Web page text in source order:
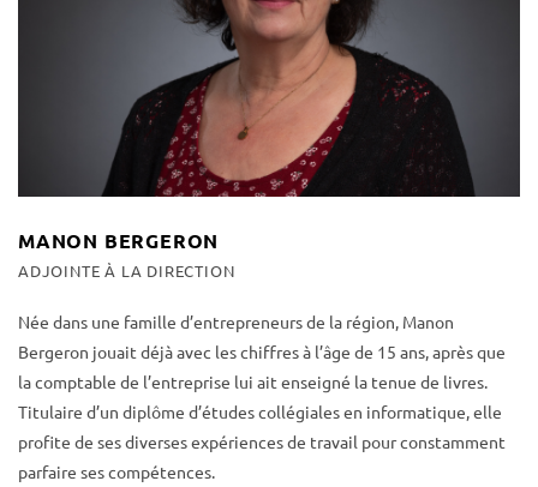
MANON BERGERON
ADJOINTE À LA DIRECTION
Née dans une famille d’entrepreneurs de la région, Manon
Bergeron jouait déjà avec les chiffres à l’âge de 15 ans, après que
la comptable de l’entreprise lui ait enseigné la tenue de livres.
Titulaire d’un diplôme d’études collégiales en informatique, elle
profite de ses diverses expériences de travail pour constamment
parfaire ses compétences.